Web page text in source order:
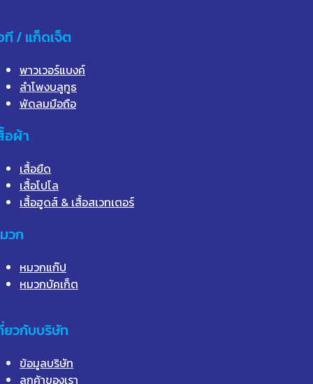
ที / แก็ดเจ็ต
พาวเวอร์แบงค์
ลำโพงบลูทูธ
พัดลมมือถือ
อผ้า
เสื้อยืด
เสื้อโปโล
เสื้อฮูดส์ & เสื้อสเวทเตอร์
วก
หมวกแก๊ป
หมวกบัคเก็ต
ยวกับบริษัท
ข้อมูลบริษัท
ลูกค้าของเรา